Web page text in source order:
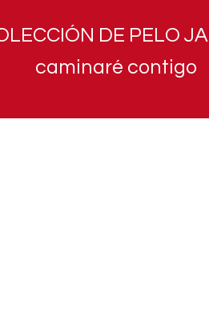
DE PELO
caminaré contigo